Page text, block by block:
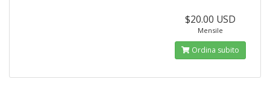
$20.00 USD
Mensile
Ordina subito